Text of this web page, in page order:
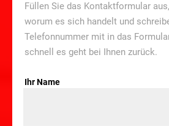
Füllen Sie das Kontaktformular
worum es sich handelt und
Telefonnummer mit in das
schnell es geht bei Ihnen zurück.
Ihr Name